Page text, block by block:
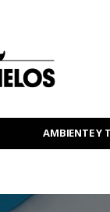
AMBIENTE Y